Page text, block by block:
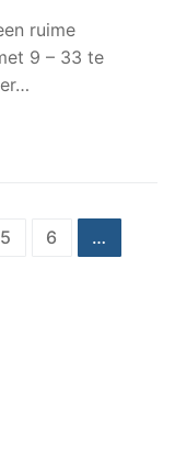
ruime
9 – 33 te
5 6
…